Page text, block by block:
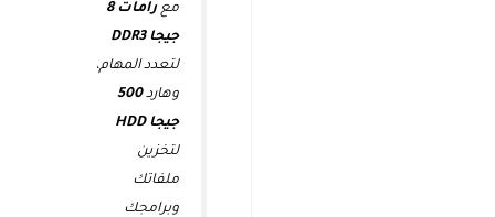
مع
رامات 8
جيجا DDR3
لتعدد المهام،
وهارد500
جيجا HDD
لتخزين
ملفاتك
وبرامجك